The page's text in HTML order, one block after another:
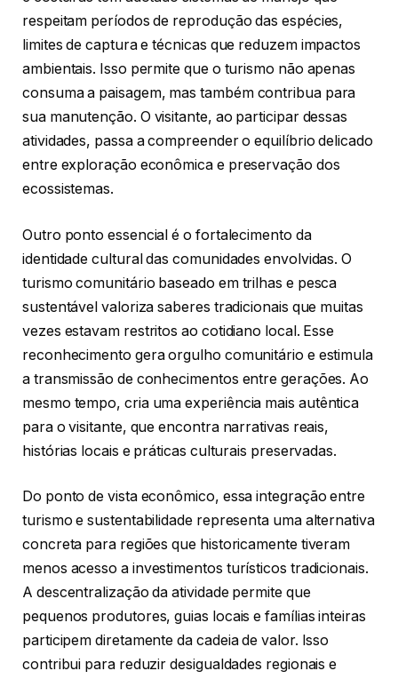
respeitam períodos de reprodução das espécies,
limites de captura e técnicas que reduzem impactos
ambientais. Isso permite que o turismo não apenas
consuma a paisagem, mas também contribua para
sua manutenção. O visitante, ao participar dessas
atividades, passa a compreender o equilíbrio delicado
entre exploração econômica e preservação dos
ecossistemas.
Outro ponto essencial é o fortalecimento da
identidade cultural das comunidades envolvidas. O
turismo comunitário baseado em trilhas e pesca
sustentável valoriza saberes tradicionais que muitas
vezes estavam restritos ao cotidiano local. Esse
reconhecimento gera orgulho comunitário e estimula
a transmissão de conhecimentos entre gerações. Ao
mesmo tempo, cria uma experiência mais autêntica
para o visitante, que encontra narrativas reais,
histórias locais e práticas culturais preservadas.
Do ponto de vista econômico, essa integração entre
turismo e sustentabilidade representa uma alternativa
concreta para regiões que historicamente tiveram
menos acesso a investimentos turísticos tradicionais.
A descentralização da atividade permite que
pequenos produtores, guias locais e famílias inteiras
participem diretamente da cadeia de valor. Isso
contribui para reduzir desigualdades regionais e